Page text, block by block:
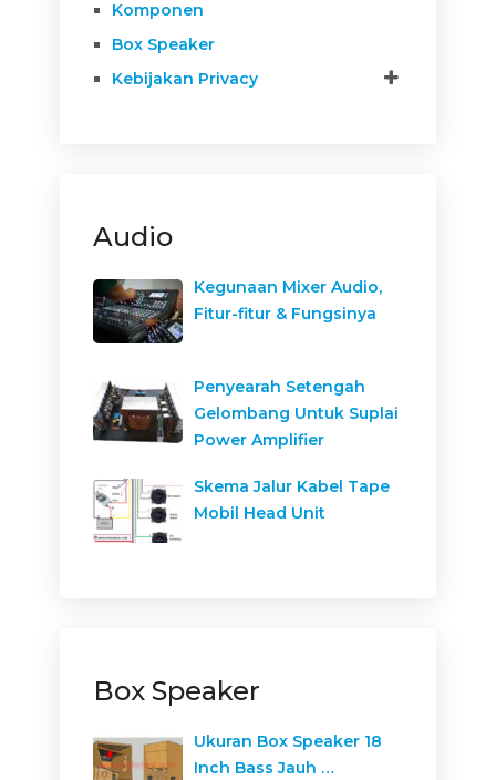
Komponen
Box Speaker
Kebijakan Privacy
Audio
Kegunaan Mixer Audio,
Fitur-fitur & Fungsinya
Penyearah Setengah
Gelombang Untuk Suplai
Power Amplifier
Skema Jalur Kabel Tape
Mobil Head Unit
Box Speaker
Ukuran Box Speaker 18
Inch Bass Jauh …